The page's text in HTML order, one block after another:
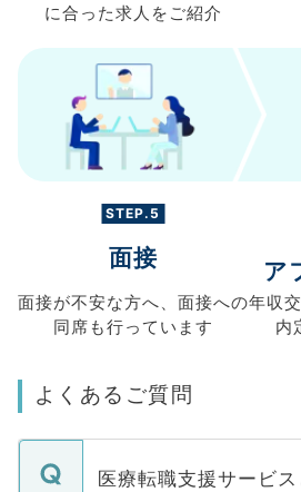
に合った求人を ご紹介
STEP.5
面接
面接が不安な方へ、 面接への
同席も行っています
ア
年収
内
よくあるご質問
医療転職支援サービス